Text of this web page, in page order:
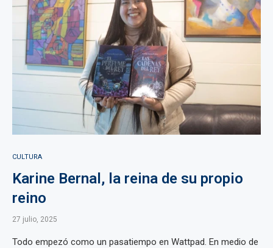
CULTURA
Karine Bernal, la reina de su propio
reino
27 julio, 2025
Todo empezó como un pasatiempo en Wattpad. En medio de